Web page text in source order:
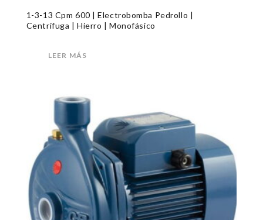
1-3-13 Cpm 600 | Electrobomba Pedrollo |
Centrífuga | Hierro | Monofásico
LEER MÁS